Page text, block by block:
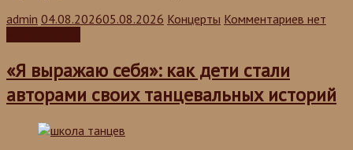
admin 04.08.202605.08.2026 Концерты Комментариев нет
«Я выражаю себя»: как дети стали
авторами своих танцевальных историй